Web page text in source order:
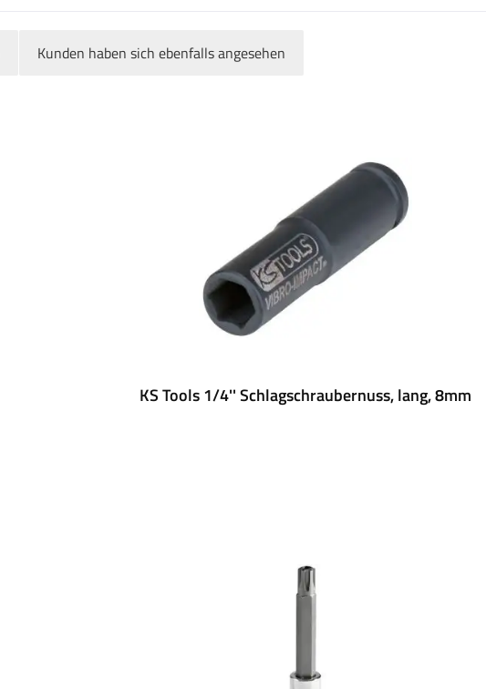
Kunden haben sich ebenfalls angesehen
KS Tools 1/4'' Schlagschraubernuss, lang, 8mm